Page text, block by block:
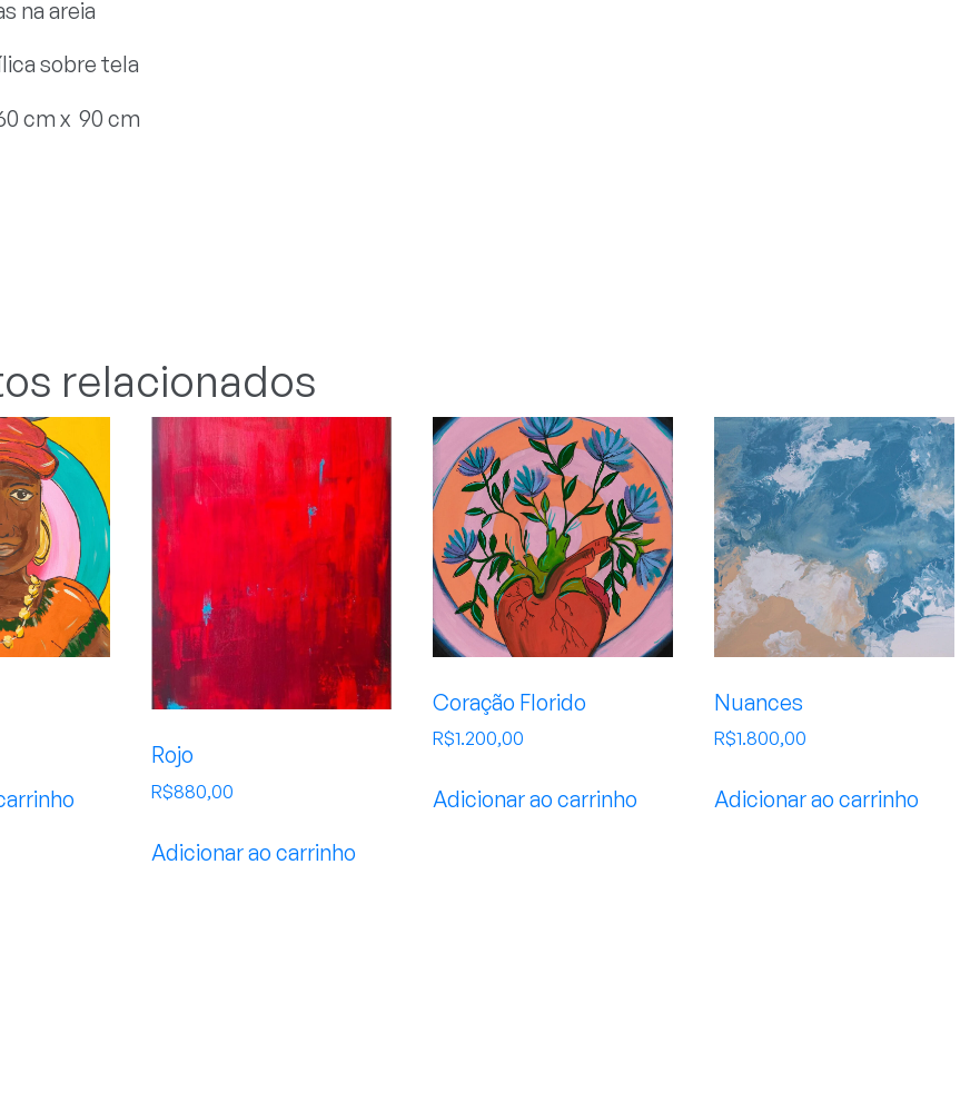
na areia
sobre tela
cm x 90 cm
relacionados
Rojo
R$880,00
Adicionar ao carrinho
Coração Florido
R$1.200,00
Adicionar ao carrinho
Nuances
R$1.800,00
Adicionar ao carrinho